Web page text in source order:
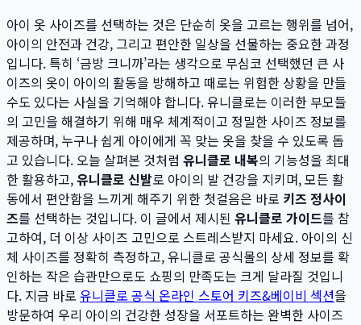
아이 옷 사이즈를 선택하는 것은 단순히 옷을 고르는 행위를 넘어,
아이의 안전과 건강, 그리고 편안한 일상을 선물하는 중요한 과정
입니다. 특히 ‘금방 크니까’라는 생각으로 무심코 선택했던 큰 사
이즈의 옷이 아이의 활동을 방해하고 때로는 위험한 상황을 만들
수도 있다는 사실을 기억해야 합니다. 유니클로는 이러한 부모들
의 고민을 해결하기 위해 매우 체계적이고 정밀한 사이즈 정보를
제공하며, 누구나 쉽게 아이에게 꼭 맞는 옷을 찾을 수 있도록 돕
고 있습니다. 오늘 살펴본 것처럼 유니클로 내복의 기능성을 최대
한 활용하고,유니클로 신발로 아이의 발 건강을 지키며, 모든 활
동에서 편안함을 느끼게 해주기 위한 첫걸음은 바로 키즈 정사이
즈를 선택하는 것입니다. 이 글에서 제시된 유니클로 가이드를 참
고하여, 더 이상 사이즈 고민으로 스트레스받지 마세요. 아이의 신
체 사이즈를 정확히 측정하고, 유니클로 공식몰의 상세 정보를 확
인하는 작은 습관만으로도 쇼핑의 만족도는 크게 달라질 것입니
다. 지금 바로 유니클로 공식 온라인 스토어 키즈&베이비 섹션을
방문하여 우리 아이의 건강한 성장을 서포트하는 완벽한 사이즈